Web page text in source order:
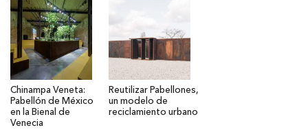
Chinampa Veneta:
Pabellón de México
en la Bienal de
Venecia
Reutilizar Pabellones,
un modelo de
reciclamiento urbano